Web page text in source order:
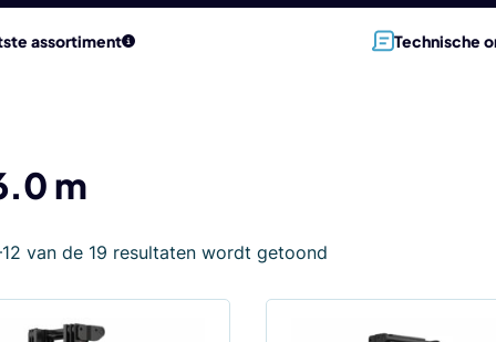
assortiment Technische
m
van de 19 resultaten wordt getoond